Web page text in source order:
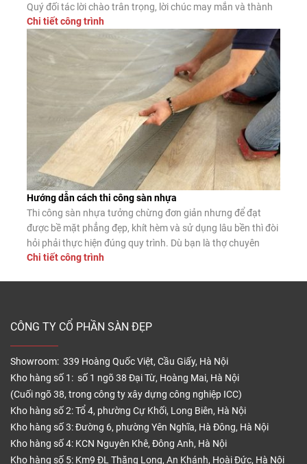
Quý đối tác lời chào trân trọng, lời chúc may mắn và thành
công. Công ty CP Sàn Đẹp là đơn vị nhập khẩu, phân phối
sàn gỗ công nghiệp, […]
Chi tiết công trình
Hướng dẫn cách thi công sàn nhựa
Thi công sàn nhựa tưởng chừng đơn giản nhưng để đạt
được bề mặt phẳng đẹp, khít hèm và sử dụng lâu bền thì đòi
hỏi phải thực hiện đúng quy trình. Dù bạn là thợ chuyên
nghiệp hay tự lát tại nhà, nắm vững các bước lắp đặt chuẩn
Chi tiết công trình
CÔNG TY CỔ PHẦN SÀN ĐẸP
Showroom: 339 Hoàng Quốc Việt, Cầu Giấy, Hà Nội
Kho hàng số 1: số 1 ngõ 38 Đại Từ, Hoàng Mai, Hà Nội
(Cuối ngõ 38, trong công ty xây dựng công nghiệp ICC)
Kho hàng số 2: Tổ 4, phường Cự Khối, Long Biên, Hà Nội
Kho hàng số 3: Đường 6, phường Yên Nghĩa, Hà Đông, Hà Nội
Kho hàng số 4: KCN Nguyên Khê, Đông Anh, Hà Nội
Kho hàng số 5: Km9 ĐL Thăng Long, An Khánh, Hoài Đức, Hà Nội